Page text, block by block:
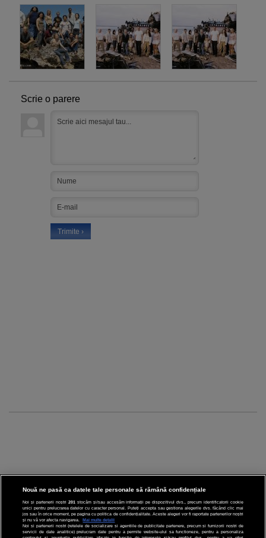
Scrie o parere
CINEMA
Nouă ne pasă ca datele tale personale să rămână confidențiale
Noi și partenerii noștri 201 stocăm și/sau accesăm informații pe dispozitivul dvs., precum identificatorii cookie
unici pentru prelucrarea datelor cu caracter personal. Puteți accepta sau gestiona alegerile dvs. făcând clic mai
jos sau în orice moment, pe pagina cu politica de confidențialitate. Aceste alegeri vor fi raportate partenerilor noștri
și nu vă vor afecta navigarea.
Mai multe detalii
Noi si partenerii nostri (retelele de socializare si agentiile de publicitate partenere, precum si furnizorii nostri de
servicii de date analitice) prelucram date pentru a permite website-ului sa functioneze, pentru a personaliza